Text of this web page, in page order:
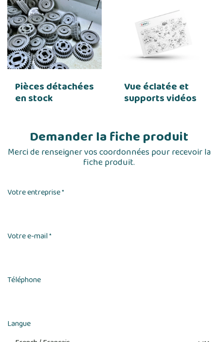
Pièces détachées
en stock
Vue éclatée et
supports vidéos
Demander la fiche produit
Merci de renseigner vos coordonnées pour recevoir la
fiche produit.
Votre entreprise*
Votre e-mail*
Téléphone
Langue